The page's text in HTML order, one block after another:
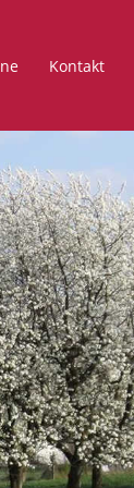
Kontakt